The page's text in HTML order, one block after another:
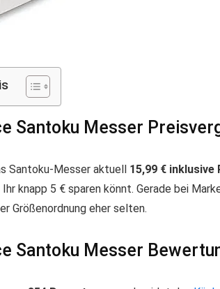
Santoku Messer
Santoku-Messer aktuell 15,99 € inklusive
knapp 5 € sparen könnt. Gerade bei
Größenordnung eher selten.
Santoku Messer